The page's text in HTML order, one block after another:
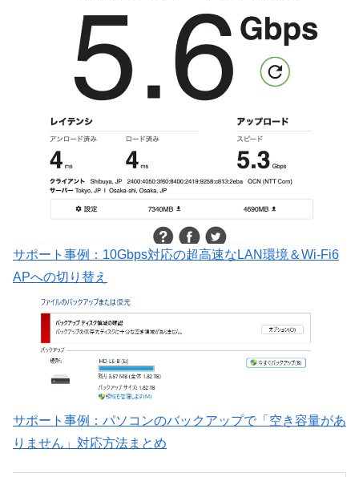
サポート事例：10Gbps対応の超高速なLAN環境＆Wi-Fi6
APへの切り替え
サポート事例：パソコンのバックアップで「空き容量があ
りません」対応方法まとめ